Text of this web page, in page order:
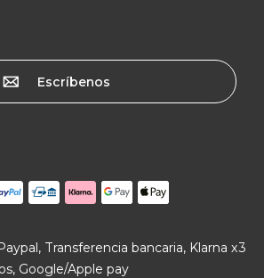
Escríbenos
Transferencia bancaria, Klarna x3
Google/Apple pay